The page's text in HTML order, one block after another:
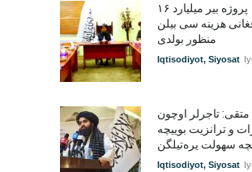
۱۶ ملی تورلی پروژه بیر میلیارد
هزینه سی بیلن
منظور بولدی
Iqtisodiyot, Siyosat
متقی: تاجرلر اوچون
و ترانزیت بوییچه
سهولت یره‌تیلگن
Iqtisodiyot, Siyosat